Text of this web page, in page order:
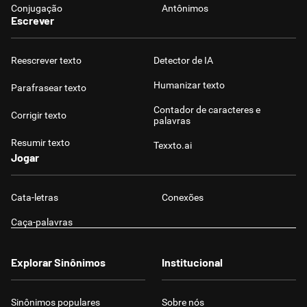
Conjugação Antônimos
Escrever
Reescrever texto
Parafrasear texto
Corrigir texto
Resumir texto
Detector de IA
Humanizar texto
Contador de caracteres e
palavras
Texxto.ai
Jogar
Cata-letras Conexões
Caça-palavras
Explorar Sinônimos
Sinônimos populares
Institucional
Sobre nós